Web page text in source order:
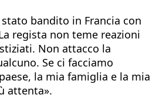
bandito in Francia con
regista non teme reazioni
Non attacco la
Se ci facciamo
la mia famiglia e la mia
attenta».